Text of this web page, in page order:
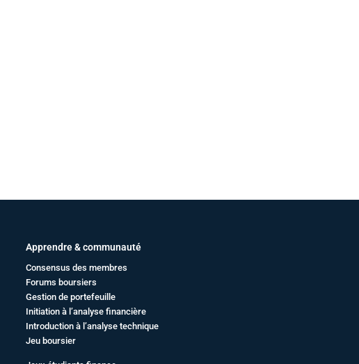
Apprendre & communauté
Consensus des membres
Forums boursiers
Gestion de portefeuille
Initiation à l’analyse financière
Introduction à l’analyse technique
Jeu boursier